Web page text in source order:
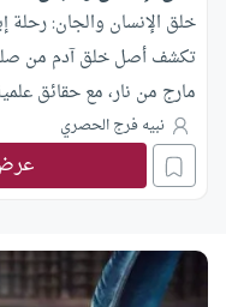
خلق الإنسان والجان: رحلة
تكشف أصل خلق آدم من
مارج من نار، مع حقائق
نبيه فرج الحصري